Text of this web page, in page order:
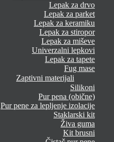
Lepak za drvo
Lepak za parket
Lepak za keramiku
Lepak za stiropor
Lepak za miševe
Univerzalni lepkovi
Lepak za tapete
Fug mase
Zaptivni materijali
Silikoni
Pur pena (obične)
Pur pene za lepljenje izolacije
Staklarski kit
Živa guma
Kit brusni